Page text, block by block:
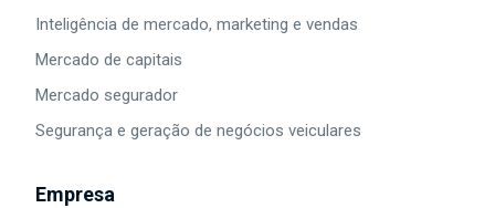
Inteligência de mercado, marketing e vendas
Mercado de capitais
Mercado segurador
Segurança e geração de negócios veiculares
Empresa